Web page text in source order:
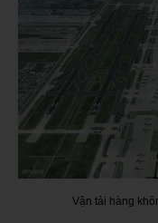
Vận tải hàng